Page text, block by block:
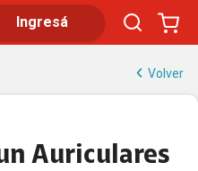
Ingresá
Volver
Auriculares
Run | Tienda Claro